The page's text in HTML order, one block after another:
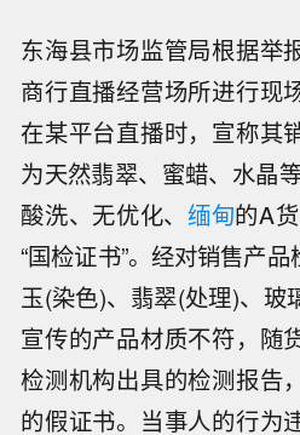
东海县市场监管局根据举
商行直播经营场所进行现
在某平台直播时，宣称其
为天然翡翠、蜜蜡、水晶
酸洗、无优化、缅甸的A
“国检证书”。经对销售产
玉(染色)、翡翠(处理)、玻
宣传的产品材质不符，随
检测机构出具的检测报告
的假证书。当事人的行为